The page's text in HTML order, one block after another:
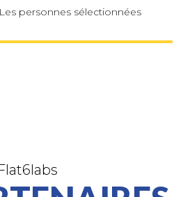
personnes sélectionnées